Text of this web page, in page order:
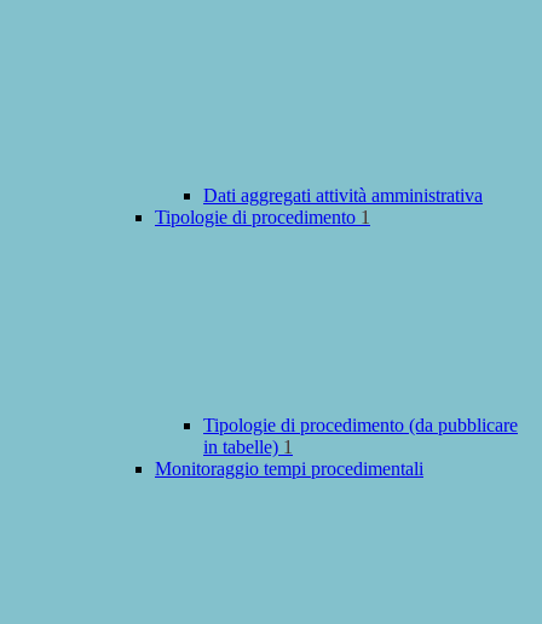
Dati aggregati attività amministrativa
Tipologie di procedimento 1
Tipologie di procedimento (da pubblicare
in tabelle) 1
Monitoraggio tempi procedimentali